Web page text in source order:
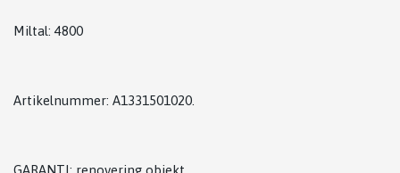
Miltal: 4800
Artikelnummer: A1331501020.